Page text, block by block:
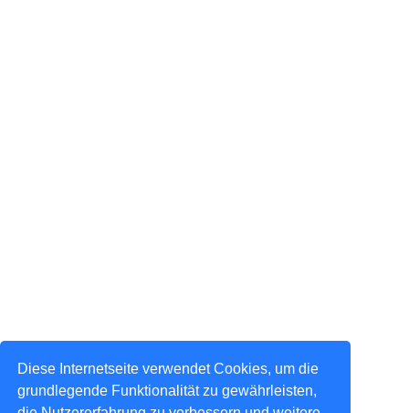
Diese Internetseite verwendet Cookies, um die
grundlegende Funktionalität zu gewährleisten,